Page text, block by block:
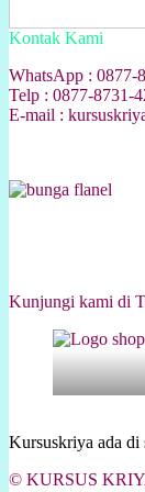
Kontak Kami
WhatsApp : 0877-
Telp : 0877-8731-
E-mail :
Kunjungi kami di
Kursuskriya ada di
© KURSUS